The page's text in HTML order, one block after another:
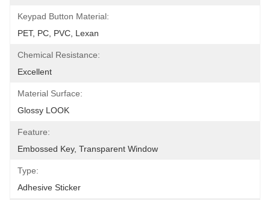
Keypad Button Material:
PET, PC, PVC, Lexan
Chemical Resistance:
Excellent
Material Surface:
Glossy LOOK
Feature:
Embossed Key, Transparent Window
Type:
Adhesive Sticker